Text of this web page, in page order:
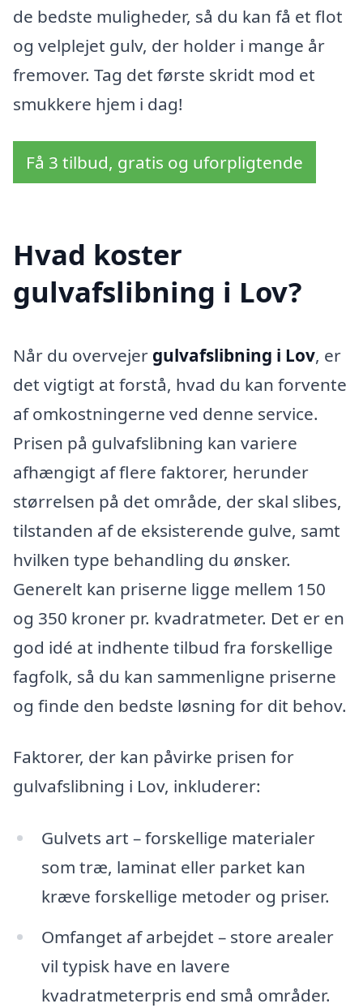
de bedste muligheder, så du kan få et flot
og velplejet gulv, der holder i mange år
fremover. Tag det første skridt mod et
smukkere hjem i dag!
Få 3 tilbud, gratis og uforpligtende
Hvad koster
gulvafslibning i Lov?
Når du overvejer gulvafslibning i Lov, er
det vigtigt at forstå, hvad du kan forvente
af omkostningerne ved denne service.
Prisen på gulvafslibning kan variere
afhængigt af flere faktorer, herunder
størrelsen på det område, der skal slibes,
tilstanden af de eksisterende gulve, samt
hvilken type behandling du ønsker.
Generelt kan priserne ligge mellem 150
og 350 kroner pr. kvadratmeter. Det er en
god idé at indhente tilbud fra forskellige
fagfolk, så du kan sammenligne priserne
og finde den bedste løsning for dit behov.
Faktorer, der kan påvirke prisen for
gulvafslibning i Lov, inkluderer:
Gulvets art – forskellige materialer
som træ, laminat eller parket kan
kræve forskellige metoder og priser.
Omfanget af arbejdet – store arealer
vil typisk have en lavere
kvadratmeterpris end små områder.